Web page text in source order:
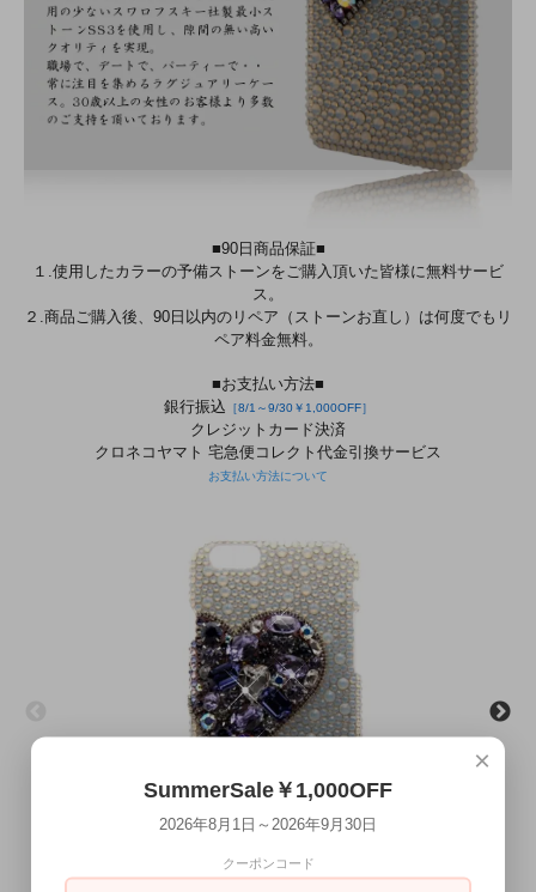
■90日商品保証■
１.使用したカラーの予備ストーンをご購入頂いた皆様に無料サービ
ス。
２.商品ご購入後、90日以内のリペア（ストーンお直し）は何度でもリ
ペア料金無料。
■お支払い方法■
銀行振込 ［8/1～9/30￥1,000OFF］
クレジットカード決済
クロネコヤマト 宅急便コレクト代金引換サービス
お支払い方法について
×
SummerSale￥1,000OFF
2026年8月1日～2026年9月30日
クーポンコード